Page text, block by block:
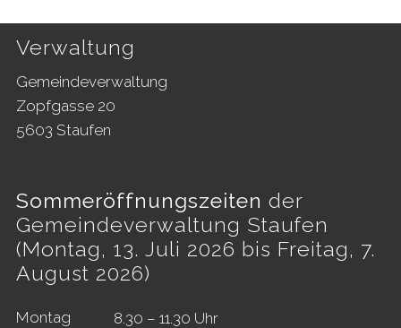
Footer
Verwaltung
Gemeindeverwaltung
Zopfgasse 20
5603 Staufen
Sommeröffnungszeiten der
Gemeindeverwaltung Staufen
(Montag, 13. Juli 2026 bis Freitag, 7.
August 2026)
Montag
8.30 – 11.30 Uhr